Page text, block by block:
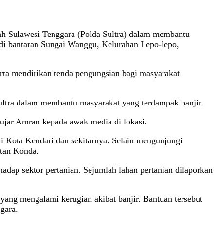
Tenggara (Polda Sultra) dalam membantu
bantaran Sungai Wanggu, Kelurahan Lepo-lepo,
mendirikan tenda pengungsian bagi masyarakat
dalam membantu masyarakat yang terdampak banjir.
Amran kepada awak media di lokasi.
Kendari dan sekitarnya. Selain mengunjungi
Konda.
sektor pertanian. Sejumlah lahan pertanian dilaporkan
mengalami kerugian akibat banjir. Bantuan tersebut